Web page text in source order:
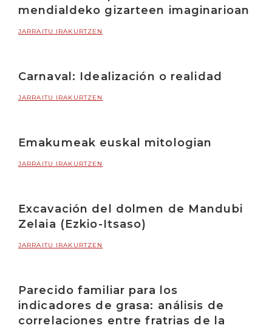
mendialdeko gizarteen imaginarioan
JARRAITU IRAKURTZEN
Carnaval: Idealización o realidad
JARRAITU IRAKURTZEN
Emakumeak euskal mitologian
JARRAITU IRAKURTZEN
Excavación del dolmen de Mandubi
Zelaia (Ezkio-Itsaso)
JARRAITU IRAKURTZEN
Parecido familiar para los
indicadores de grasa: análisis de
correlaciones entre fratrias de la